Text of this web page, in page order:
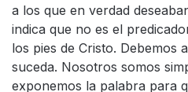
a los que en verdad
indica que no es el
los pies de Cristo. Debemos
suceda. Nosotros somos
exponemos la palabra para